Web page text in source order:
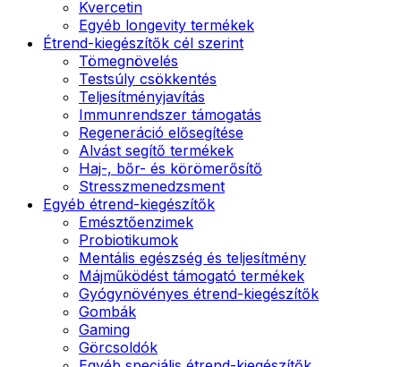
Kvercetin
Egyéb longevity termékek
Étrend-kiegészítők cél szerint
Tömegnövelés
Testsúly csökkentés
Teljesítményjavítás
Immunrendszer támogatás
Regeneráció elősegítése
Alvást segítő termékek
Haj-, bőr- és körömerősítő
Stresszmenedzsment
Egyéb étrend-kiegészítők
Emésztőenzimek
Probiotikumok
Mentális egészség és teljesítmény
Májműködést támogató termékek
Gyógynövényes étrend-kiegészítők
Gombák
Gaming
Görcsoldók